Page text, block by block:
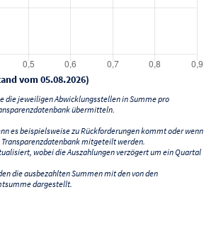
vom 05.08.2026)
die jeweiligen Abwicklungsstellen in Summe pro
übermitteln.
es beispielsweise zu Rückforderungen kommt oder wenn
Transparenzdatenbank mitgeteilt werden.
wobei die Auszahlungen verzögert um ein Quartal
die ausbezahlten Summen mit den von den
dargestellt.